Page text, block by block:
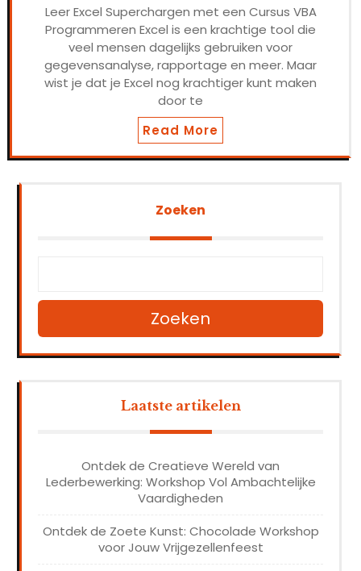
Leer Excel Superchargen met een Cursus VBA
Programmeren Excel is een krachtige tool die
veel mensen dagelijks gebruiken voor
gegevensanalyse, rapportage en meer. Maar
wist je dat je Excel nog krachtiger kunt maken
door te
Read More
Zoeken
Zoeken
Laatste artikelen
Ontdek de Creatieve Wereld van
Lederbewerking: Workshop Vol Ambachtelijke
Vaardigheden
Ontdek de Zoete Kunst: Chocolade Workshop
voor Jouw Vrijgezellenfeest